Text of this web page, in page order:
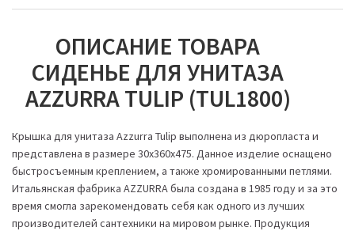
ОПИСАНИЕ ТОВАРА
СИДЕНЬЕ ДЛЯ УНИТАЗА
AZZURRA TULIP (TUL1800)
Крышка для унитаза Azzurra Tulip выполнена из дюропласта и
представлена в размере 30х360х475. Данное изделие оснащено
быстросъемным креплением, а также хромированными петлями.
Итальянская фабрика AZZURRA была создана в 1985 году и за это
время смогла зарекомендовать себя как одного из лучших
производителей сантехники на мировом рынке. Продукция